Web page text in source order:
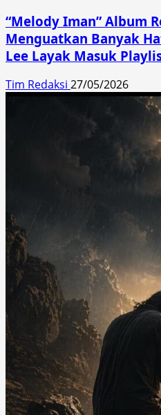
“Melody Iman” Album
Menguatkan Banyak
Lee Layak Masuk
Tim Redaksi 27/05/2026